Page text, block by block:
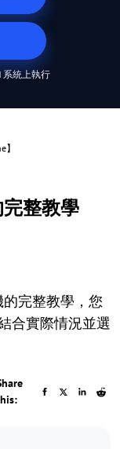
系統上執行
整教學
完整教學，您
合實際情況並選